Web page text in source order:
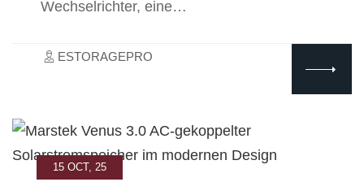
Wechselrichter, eine…
ESTORAGEPRO
15 OCT, 25